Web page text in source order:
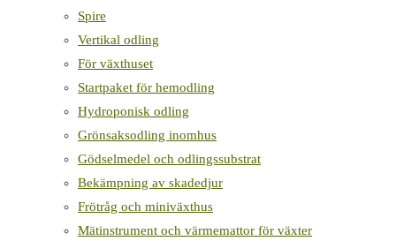
Spire
Vertikal odling
För växthuset
Startpaket för hemodling
Hydroponisk odling
Grönsaksodling inomhus
Gödselmedel och odlingssubstrat
Bekämpning av skadedjur
Frötråg och miniväxthus
Mätinstrument och värmemattor för växter